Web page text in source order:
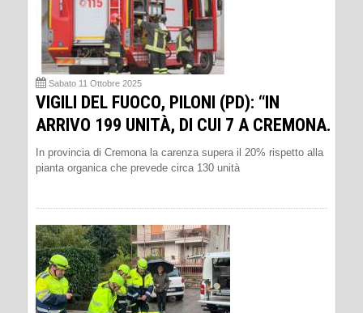
Sabato 11 Ottobre 2025
VIGILI DEL FUOCO, PILONI (PD): “IN
ARRIVO 199 UNITÀ, DI CUI 7 A CREMONA.
In provincia di Cremona la carenza supera il 20% rispetto alla
pianta organica che prevede circa 130 unità